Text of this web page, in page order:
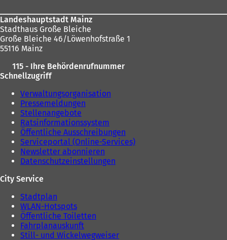
Landeshauptstadt Mainz
Stadthaus Große Bleiche
Große Bleiche 46/Löwenhofstraße 1
55116 Mainz
115 - Ihre Behördenrufnummer
Schnellzugriff
Verwaltungsorganisation
Pressemeldungen
Stellenangebote
Ratsinformationssystem
Öffentliche Ausschreibungen
Serviceportal (Online-Services)
Newsletter abonnieren
Datenschutzeinstellungen
City Service
Stadtplan
WLAN-Hotspots
Öffentliche Toiletten
Fahrplanauskunft
Still- und Wickelwegweiser